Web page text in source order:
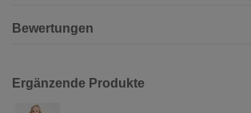
Bewertungen
Ergänzende Produkte